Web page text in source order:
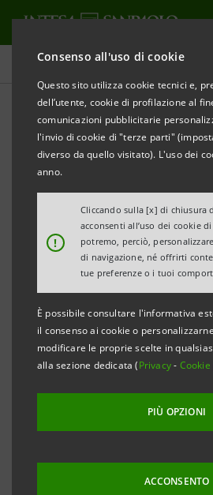
Consenso all'uso di cookie
Questo sito utilizza cookie tecnici e,
dell’utente, cookie di profilazione al
comunicazioni pubblicitarie
l'invio di cookie di "terze parti"
diverso da quello visitato). L'uso dei
anno.
!
Cliccando sulla [x] di chiusura
acconsenti all’uso dei cookie
potremo, perciò,
di navigazione, né offrirti
tue preferenze o i tuoi
È possibile consultare l'informativa
il consenso ai cookie o
modificare le proprie scelte in
alla sezione dedicata (Privacy-
PIÙ OPZIONI
ACCONSENTO
Comunicati stampa
STAMPA AGGIORNA
Intesa Sanpaolo rinnova
circolare al fianco della
• Il Gruppo bancario si
finanziario globale della
rinnovo della partnership per
• Carlo Messina, “L’obiettivo
una crescita più responsabile
• Ellen MacArthur,
creare un’economia che
Davos, 23 gennaio– Intesa
proprio impegno al fianco